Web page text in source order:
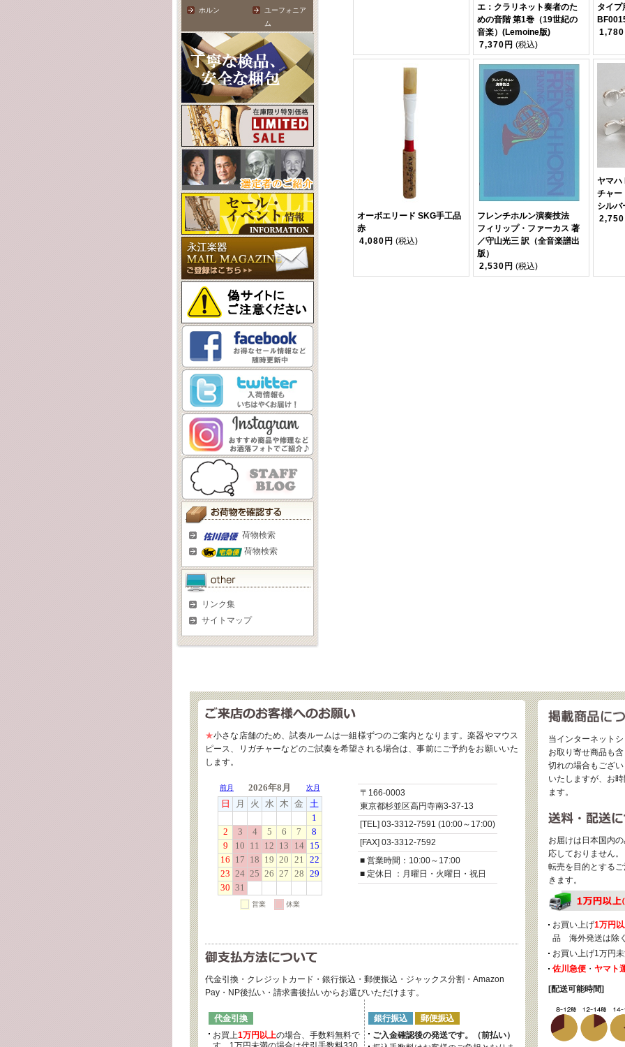
ホルン
ユーフォニア
ム
荷物検索
荷物検索
リンク集
サイトマップ
エ：クラリネット奏者のた
めの音階 第1巻（19世紀の
音楽）(Lemoine版)
7,370円 (税込)
タイプ
オーボエリード SKG手工品
赤
4,080円 (税込)
フレンチホルン演奏技法
フィリップ・ファーカス 著
／守山光三 訳（全音楽譜出
版）
2,530円 (税込)
ヤマハ
チャー
シルバ
★小さな店舗のため、試奏ルームは一組様ずつのご案内となります。楽器やマウス
ピース、リガチャーなどのご試奏を希望される場合は、事前にご予約をお願いいた
します。
〒166-0003
東京都杉並区高円寺南3-37-13
[TEL] 03-3312-7591 (10:00～17:00)
[FAX] 03-3312-7592
■ 営業時間：10:00～17:00
■ 定休日 ：月曜日・火曜日・祝日
代金引換・クレジットカード・銀行振込・郵便振込・ジャックス分割・Amazon
Pay・NP後払い・請求書後払いからお選びいただけます。
代金引換
お買上1万円以上の場合、手数料無料で
銀行振込
郵便振込
ご入金確認後の発送です。（前払い）
当インターネット
お取り寄せ商品も
切れの場合もござ
いたしますが、お
ます。
お届けは日本国内
応しておりません
転売を目的とする
きます。
お買い上げ1万円
品 海外発送は除
お買い上げ1万円
佐川急便 ・ ヤマト
[配送可能時間]